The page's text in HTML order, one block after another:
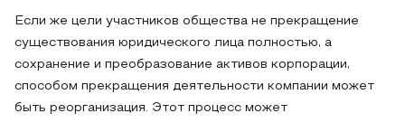
Если же цели участников общества не прекращение
существования юридического лица полностью, а
сохранение и преобразование активов корпорации,
способом прекращения деятельности компании может
быть реорганизация. Этот процесс может